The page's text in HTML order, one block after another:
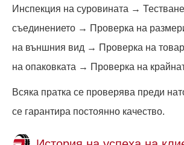
Инспекция на суровината →
съединението → Проверка на
на външния вид → Проверка на
на опаковката → Проверка на
Всяка пратка се проверява преди
се гарантира постоянно качество.